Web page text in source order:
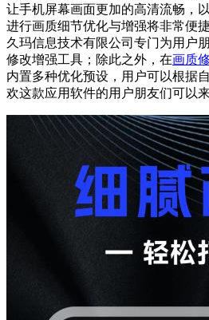
让手机屏幕画面更加的高清流畅，
进行画质细节优化与增强将非常便
久玛信息技术有限公司专门为用户
修改增强工具；除此之外，在画质
内置多种优化预设，用户可以根据
欢这款应用软件的用户朋友们可以